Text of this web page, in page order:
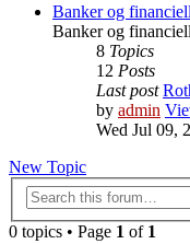
Banker og
Banker og
8 Topics
12 Posts
Last post
by admin
Wed Jul 09,
New Topic
0 topics • Page 1 of 1